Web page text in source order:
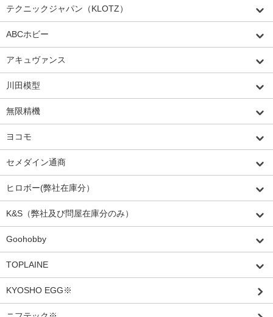
テクニックジャパン（KLOTZ）
ABCホビー
アキュヴァンス
川田模型
無限精機
ヨコモ
セメダイン通商
ヒロボー(弊社在庫分）
K&S（弊社及び問屋在庫分のみ）
Goohobby
TOPLAINE
KYOSHO EGG※